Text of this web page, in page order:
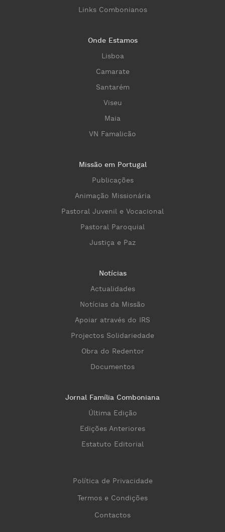
Links Combonianos
Onde Estamos
Lisboa
Camarate
Santarém
Viseu
Maia
VN Famalicão
Missão em Portugal
Publicações
Animação Missionária
Pastoral Juvenil e Vocacional
Pastoral Paroquial
Justiça e Paz
Notícias
Actualidades
Notícias da Missão
Apoiar através do IRS
Projectos Solidariedade
Obra do Redentor
Documentos
Jornal Família Comboniana
Última Edição
Edições Anteriores
Estatuto Editorial
Política de Privacidade
Termos e Condições
Contactos